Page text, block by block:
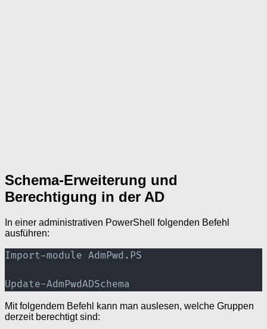
Schema-Erweiterung und
Berechtigung in der AD
In einer administrativen PowerShell folgenden Befehl
ausführen:
Import-module AdmPwd.PS
Update-AdmPwdADSchema
Mit folgendem Befehl kann man auslesen, welche Gruppen
derzeit berechtigt sind: